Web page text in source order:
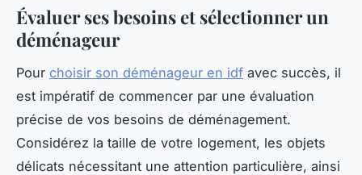
Évaluer ses besoins et sélectionner un
déménageur
Pour choisir son déménageur en idf avec succès, il
est impératif de commencer par une évaluation
précise de vos besoins de déménagement.
Considérez la taille de votre logement, les objets
délicats nécessitant une attention particulière, ainsi